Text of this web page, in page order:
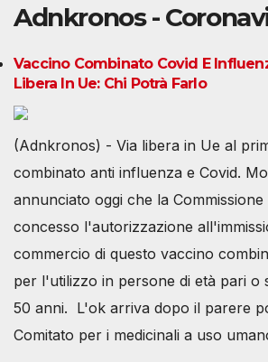
Adnkronos -
Vaccino Combinato Covid E
Libera In Ue: Chi Potrà Farlo
(Adnkronos) - Via libera in Ue al
combinato anti influenza e Covid.
annunciato oggi che la
concesso l'autorizzazione
commercio di questo vaccino
per l'utilizzo in persone di età pari o
50 anni. L'ok arriva dopo il parere
Comitato per i medicinali a uso